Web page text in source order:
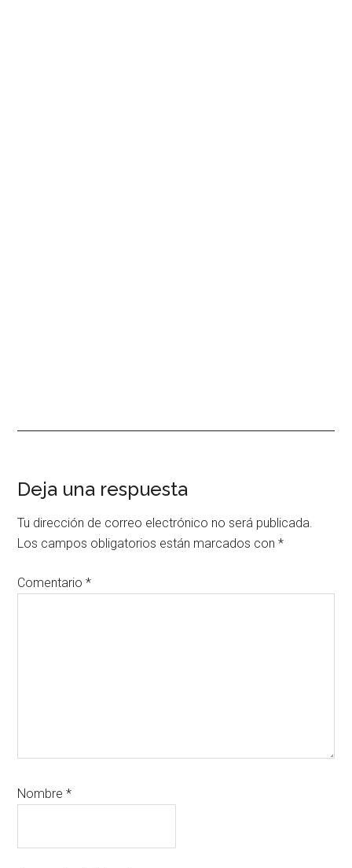
Interacciones
con
los
lectores
Deja una respuesta
Tu dirección de correo electrónico no será publicada.
Los campos obligatorios están marcados con*
Comentario*
Nombre*